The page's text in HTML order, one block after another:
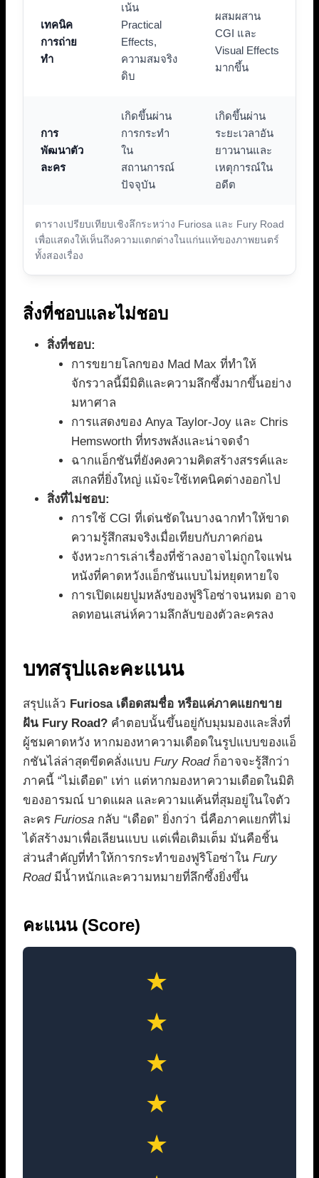
ตารางเปรียบเทียบเชิงลึกระหว่าง Furiosa และ Fury Road
เพื่อแสดงให้เห็นถึงความแตกต่างในแก่นแท้ของภาพยนตร์
ทั้งสองเรื่อง
เทคนิค
การถ่าย
ทำ
เน้น
Practical
Effects,
ความสมจริง
ดิบ
ผสมผสาน
CGI และ
Visual Effects
มากขึ้น
การ
พัฒนาตัว
ละคร
เกิดขึ้นผ่าน
การกระทำ
ใน
สถานการณ์
ปัจจุบัน
เกิดขึ้นผ่าน
ระยะเวลาอัน
ยาวนานและ
เหตุการณ์ใน
อดีต
สิ่งที่ชอบและไม่ชอบ
สิ่งที่ชอบ:
การขยายโลกของ Mad Max ที่ทำให้
จักรวาลนี้มีมิติและความลึกซึ้งมากขึ้นอย่าง
มหาศาล
การแสดงของ Anya Taylor-Joy และ Chris
Hemsworth ที่ทรงพลังและน่าจดจำ
ฉากแอ็กชันที่ยังคงความคิดสร้างสรรค์และ
สเกลที่ยิ่งใหญ่ แม้จะใช้เทคนิคต่างออกไป
สิ่งที่ไม่ชอบ:
การใช้ CGI ที่เด่นชัดในบางฉากทำให้ขาด
ความรู้สึกสมจริงเมื่อเทียบกับภาคก่อน
จังหวะการเล่าเรื่องที่ช้าลงอาจไม่ถูกใจแฟน
หนังที่คาดหวังแอ็กชันแบบไม่หยุดหายใจ
การเปิดเผยปูมหลังของฟูริโอซ่าจนหมด อาจ
ลดทอนเสน่ห์ความลึกลับของตัวละครลง
บทสรุปและคะแนน
สรุปแล้ว Furiosa เดือดสมชื่อ หรือแค่ภาคแยกขาย
ฝัน Fury Road? คำตอบนั้นขึ้นอยู่กับมุมมองและสิ่งที่
ผู้ชมคาดหวัง หากมองหาความเดือดในรูปแบบของแอ็
กชันไล่ล่าสุดขีดคลั่งแบบ Fury Roadก็อาจจะรู้สึกว่า
ภาคนี้ “ไม่เดือด” เท่า แต่หากมองหาความเดือดในมิติ
ของอารมณ์ บาดแผล และความแค้นที่สุมอยู่ในใจตัว
ละคร Furiosa กลับ “เดือด” ยิ่งกว่า นี่คือภาคแยกที่ไม่
ได้สร้างมาเพื่อเลียนแบบ แต่เพื่อเติมเต็ม มันคือชิ้น
ส่วนสำคัญที่ทำให้การกระทำของฟูริโอซ่าใน Fury
Roadมีน้ำหนักและความหมายที่ลึกซึ้งยิ่งขึ้น
คะแนน (Score)
★
★
★
★
★